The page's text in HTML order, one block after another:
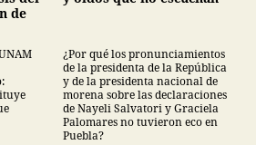
de
¿Por qué los pronunciamientos
de la presidenta de la República
y de la presidenta nacional de
morena sobre las declaraciones
de Nayeli Salvatori y Graciela
Palomares no tuvieron eco en
Puebla?